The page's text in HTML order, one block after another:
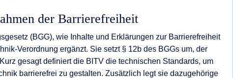
der Barrierefreiheit
(BGG), wie Inhalte und Erklärungen zur Barrierefreiheit
Verordnung ergänzt. Sie setzt § 12b des BGGs um, der
gesagt definiert die BITV die technischen Standards, um
barrierefrei zu gestalten. Zusätzlich legt sie dazugehörige